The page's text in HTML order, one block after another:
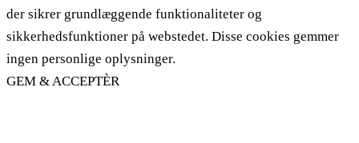
der sikrer grundlæggende funktionaliteter og
sikkerhedsfunktioner på webstedet. Disse cookies gemmer
ingen personlige oplysninger.
GEM & ACCEPTÈR